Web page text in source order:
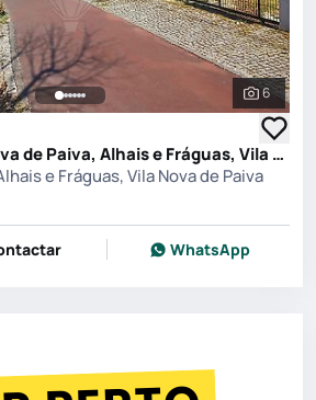
Ver
6
Terreno em Vila Nova de Paiva, Alhais e Fráguas, Vila Nova de Paiva
e Fráguas, Vila Nova de Paiva
WhatsApp